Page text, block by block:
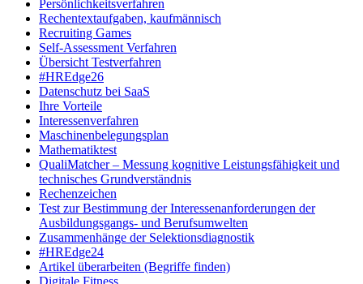
Persönlichkeitsverfahren
Rechentextaufgaben, kaufmännisch
Recruiting Games
Self-Assessment Verfahren
Übersicht Testverfahren
#HREdge26
Datenschutz bei SaaS
Ihre Vorteile
Interessenverfahren
Maschinenbelegungsplan
Mathematiktest
QualiMatcher – Messung kognitive Leistungsfähigkeit und
technisches Grundverständnis
Rechenzeichen
Test zur Bestimmung der Interessenanforderungen der
Ausbildungsgangs- und Berufsumwelten
Zusammenhänge der Selektionsdiagnostik
#HREdge24
Artikel überarbeiten (Begriffe finden)